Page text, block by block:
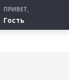
ПРИВЕТ,
Гость